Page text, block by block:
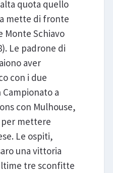
quota quello
mette di fronte
Monte Schiavo
Le padrone di
aver
con i due
a
con Mulhouse,
mettere
Le ospiti,
una vittoria
tre sconfitte